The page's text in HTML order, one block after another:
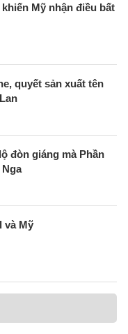
Mỹ nhận điều bất
quyết sản xuất tên
đòn giáng mà Phần
và Mỹ